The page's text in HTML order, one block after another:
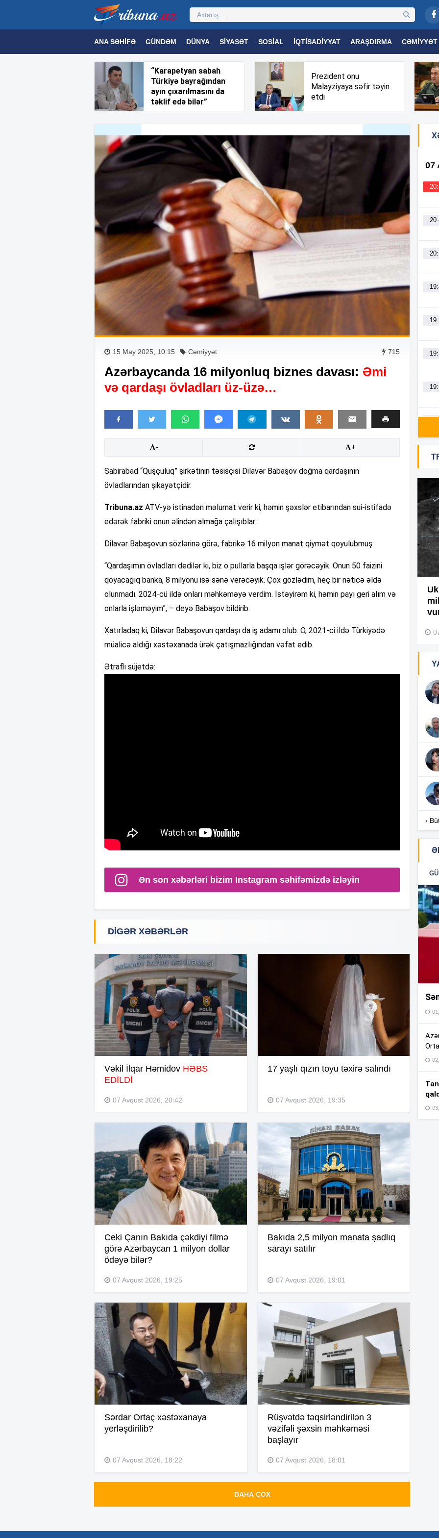
ANA SƏHIFƏ GÜNDƏM DÜNYA SIYASƏT SOSIAL İQTISADIYYAT ARAŞDIRMA CƏMIYYƏT
MƏDƏNIYYƏT MAQAZIN TEXNOLOGIYA TƏHSIL TRIBUNA TV
“Karapetyan sabah
Türkiyə bayrağından
ayın çıxarılmasını da
təklif edə bilər”
Prezident onu
Malayziyaya səfir təyin
etdi
15 May 2025, 10:15 Cəmiyyət 715
Azərbaycanda 16 milyonluq biznes davası: Əmi
və qardaşı övladları üz-üzə…
- +
Sabirabad “Quşçuluq” şirkətinin təsisçisi Dilavər Babaşov doğma qardaşının
övladlarından şikayətçidir.
Tribuna.az ATV-yə istinadən məlumat verir ki, həmin şəxslər etibarından sui-istifadə
edərək fabriki onun əlindən almağa çalışıblar.
Dilavər Babaşovun sözlərinə görə, fabrikə 16 milyon manat qiymət qoyulubmuş:
“Qardaşımın övladları dedilər ki, biz o pullarla başqa işlər görəcəyik. Onun 50 faizini
qoyacağıq banka, 8 milyonu isə sənə verəcəyik. Çox gözlədim, heç bir nəticə əldə
olunmadı. 2024-cü ildə onları məhkəməyə verdim. İstəyirəm ki, həmin payı geri alım və
onlarla işləməyim”, – deyə Babaşov bildirib.
Xatırladaq ki, Dilavər Babaşovun qardaşı da iş adamı olub. O, 2021-ci ildə Türkiyədə
müalicə aldığı xəstəxanada ürək çatışmazlığından vəfat edib.
Ətraflı süjetdə:
Ən son xəbərləri bizim Instagram səhifəmizdə izləyin
DIGƏR XƏBƏRLƏR
Vəkil İlqar Həmidov HƏBS
EDİLDİ
07 Avqust 2026, 20:42
17 yaşlı qızın toyu təxirə salındı
07 Avqust 2026, 19:35
Ceki Çanın Bakıda çəkdiyi filmə
görə Azərbaycan 1 milyon dollar
ödəyə bilər?
07 Avqust 2026, 19:25
Bakıda 2,5 milyon manata şadlıq
sarayı satılır
07 Avqust 2026, 19:01
Sərdar Ortaç xəstəxanaya
yerləşdirilib?
07 Avqust 2026, 18:22
Rüşvətdə təqsirləndirilən 3
vəzifəli şəxsin məhkəməsi
başlayır
07 Avqust 2026, 18:01
DAHA ÇOX
07
Ağdamda yanğını bu şəxs
törədibmiş – Video
›